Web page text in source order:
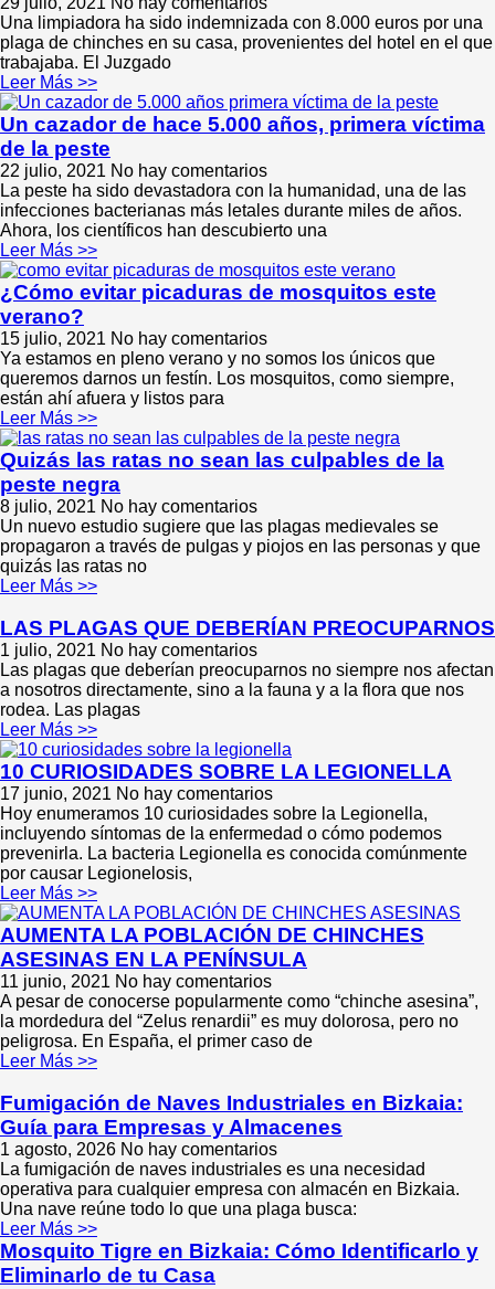
Una limpiadora ha sido indemnizada con 8.000 euros por una
plaga de chinches en su casa, provenientes del hotel en el que
trabajaba. El Juzgado
Leer Más >>
Un cazador de hace 5.000 años, primera víctima
de la peste
22 julio, 2021 No hay comentarios
La peste ha sido devastadora con la humanidad, una de las
infecciones bacterianas más letales durante miles de años.
Ahora, los científicos han descubierto una
Leer Más >>
¿Cómo evitar picaduras de mosquitos este
verano?
15 julio, 2021 No hay comentarios
Ya estamos en pleno verano y no somos los únicos que
queremos darnos un festín. Los mosquitos, como siempre,
están ahí afuera y listos para
Leer Más >>
Quizás las ratas no sean las culpables de la
peste negra
8 julio, 2021 No hay comentarios
Un nuevo estudio sugiere que las plagas medievales se
propagaron a través de pulgas y piojos en las personas y que
quizás las ratas no
Leer Más >>
LAS PLAGAS QUE DEBERÍAN PREOCUPARNOS
1 julio, 2021 No hay comentarios
Las plagas que deberían preocuparnos no siempre nos afectan
a nosotros directamente, sino a la fauna y a la flora que nos
rodea. Las plagas
Leer Más >>
10 CURIOSIDADES SOBRE LA LEGIONELLA
17 junio, 2021 No hay comentarios
Hoy enumeramos 10 curiosidades sobre la Legionella,
incluyendo síntomas de la enfermedad o cómo podemos
prevenirla. La bacteria Legionella es conocida comúnmente
por causar Legionelosis,
Leer Más >>
AUMENTA LA POBLACIÓN DE CHINCHES
ASESINAS EN LA PENÍNSULA
11 junio, 2021 No hay comentarios
A pesar de conocerse popularmente como “chinche asesina”,
la mordedura del “Zelus renardii” es muy dolorosa, pero no
peligrosa. En España, el primer caso de
Leer Más >>
Fumigación de Naves Industriales en Bizkaia:
Guía para Empresas y Almacenes
1 agosto, 2026 No hay comentarios
La fumigación de naves industriales es una necesidad
operativa para cualquier empresa con almacén en Bizkaia.
Una nave reúne todo lo que una plaga busca:
Leer Más >>
Mosquito Tigre en Bizkaia: Cómo Identificarlo y
Eliminarlo de tu Casa